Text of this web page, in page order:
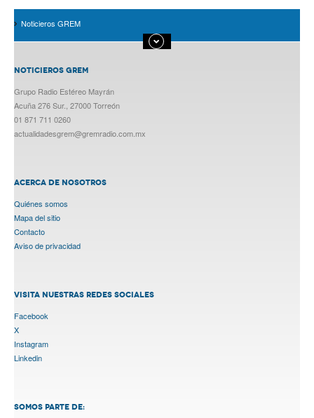
Noticieros GREM
NOTICIEROS GREM
Grupo Radio Estéreo Mayrán
Acuña 276 Sur., 27000 Torreón
01 871 711 0260
actualidadesgrem@gremradio.com.mx
ACERCA DE NOSOTROS
Quiénes somos
Mapa del sitio
Contacto
Aviso de privacidad
VISITA NUESTRAS REDES SOCIALES
Facebook
X
Instagram
Linkedin
SOMOS PARTE DE: